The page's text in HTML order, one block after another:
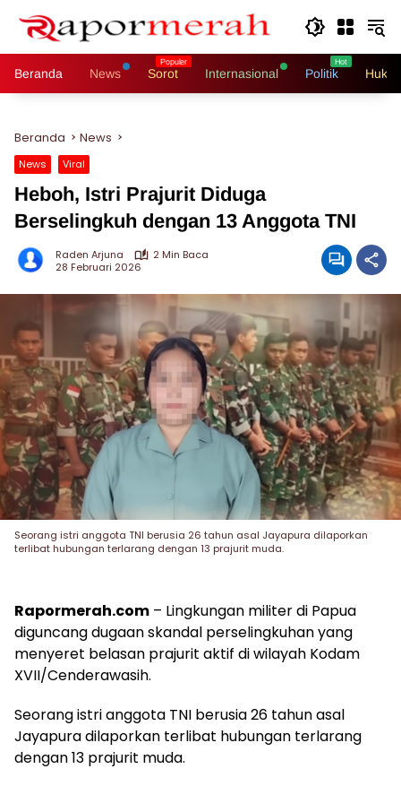
Beranda News Sorot Internasional Politik
Beranda News
News Viral
Heboh, Istri Prajurit Diduga
Berselingkuh dengan 13 Anggota TNI
Raden Arjuna
2 Min Baca
28 Februari 2026
Seorang istri anggota TNI berusia 26 tahun asal Jayapura dilaporkan
terlibat hubungan terlarang dengan 13 prajurit muda.
Rapormerah.com – Lingkungan militer di Papua
diguncang dugaan skandal perselingkuhan yang
menyeret belasan prajurit aktif di wilayah Kodam
XVII/Cenderawasih.
Seorang istri anggota TNI berusia 26 tahun asal
Jayapura dilaporkan terlibat hubungan terlarang
dengan 13 prajurit muda.